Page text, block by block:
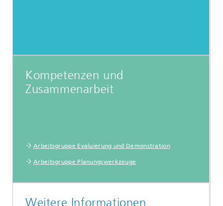
Kompetenzen und
Zusammenarbeit
Arbeitsgruppe Evaluierung und Demonstration
Arbeitsgruppe Planungswerkzeuge
Weitere Informationen